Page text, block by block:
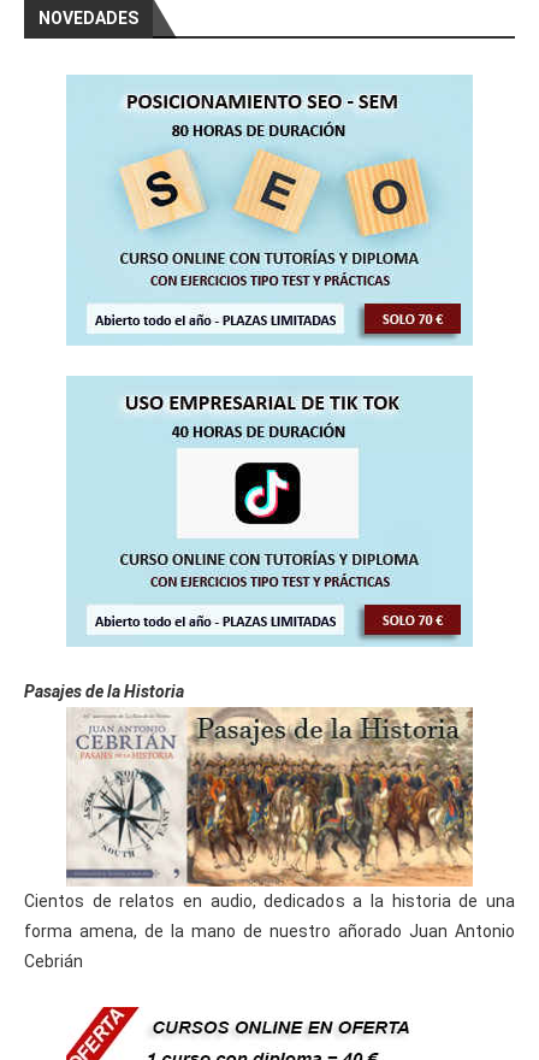
NOVEDADES
Pasajes de la Historia
Cientos de relatos en audio, dedicados a la historia de una
forma amena, de la mano de nuestro añorado Juan Antonio
Cebrián